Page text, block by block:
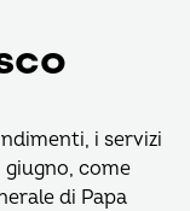
i servizi
come
di Papa